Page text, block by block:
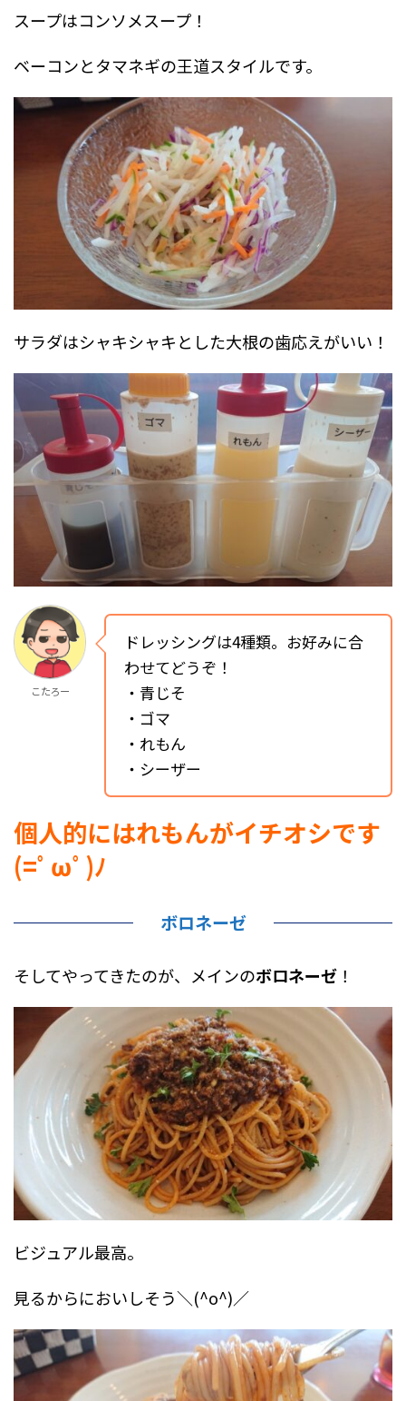
スープはコンソメスープ！
ベーコンとタマネギの王道スタイルです。
サラダはシャキシャキとした大根の歯応えがいい！
こたろー
ドレッシングは4種類。お好みに合
わせてどうぞ！
・青じそ
・ゴマ
・れもん
・シーザー
個人的にはれもんがイチオシです
(=ﾟωﾟ)ﾉ
ボロネーゼ
そしてやってきたのが、メインのボロネーゼ ！
ビジュアル最高。
見るからにおいしそう＼(^o^)／